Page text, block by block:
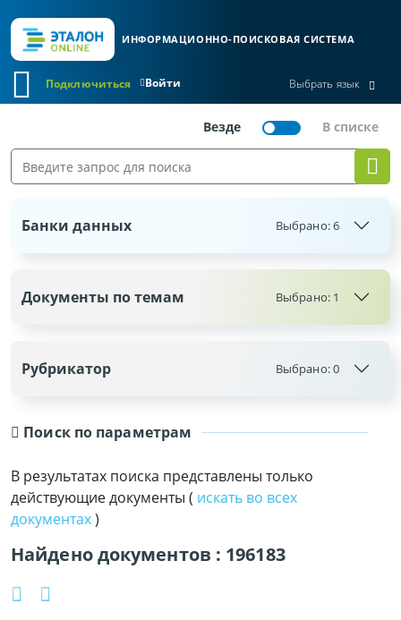
ИНФОРМАЦИОННО-ПОИСКОВАЯ СИСТЕМА
Войти
Подключиться Выбрать язык
Поиск по параметрам
В результатах поиска представлены только
действующие документы ( искать во всех
документах)
Найдено документов : 196183
Банки данных Выбрано:6
Документы по темам Выбрано: 1
Рубрикатор Выбрано:0